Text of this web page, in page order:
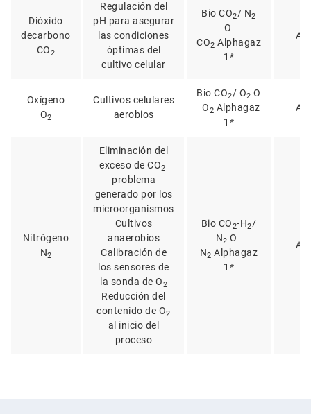
Dióxido
decarbono
CO2
Regulación del
pH para asegurar
las condiciones
óptimas del
cultivo celular
Bio CO2/ N2
O
CO2 Alphagaz
1*
Oxígeno
O2
Cultivos celulares
aerobios
Bio CO2/ O2 O
O2 Alphagaz
1*
Nitrógeno
N2
Eliminación del
exceso de CO2
problema
generado por los
microorganismos
Cultivos
anaerobios
Calibración de
los sensores de
la sonda de O2
Reducción del
contenido de O2
al inicio del
proceso
Bio CO2-H2/
N2 O
N2Alphagaz
1*